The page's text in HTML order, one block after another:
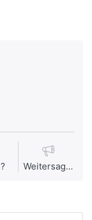
Weitersagen